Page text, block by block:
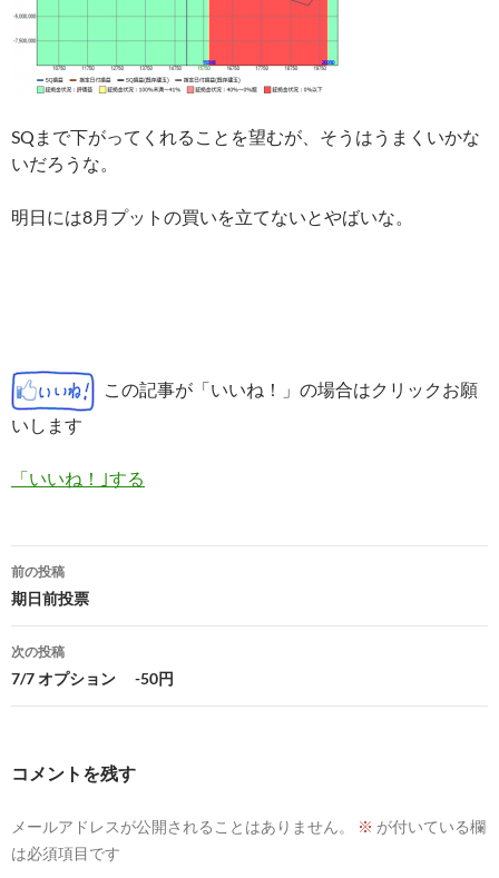
SQまで下がってくれることを望むが、そうはうまくいかな
いだろうな。
明日には8月プットの買いを立てないとやばいな。
この記事が「いいね！」の場合はクリックお願
いします
「いいね！｣する
投
稿
ナ
ビ
ョ
前の投稿
期日前投票
次の投稿
7/7 オプション -50円
コメントを残す
メールアドレスが公開されることはありません。 ※ が付いている欄
は必須項目です